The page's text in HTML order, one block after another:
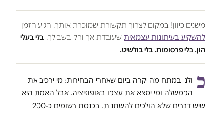
משנים כיוון! במקום לצרוך תקשורת שמוכרת אותך, הגיע הזמן
להשקיע בעיתונות עצמאית שעובדת אך ורק בשבילך. בלי בעלי
הון. בלי פרסומות. בלי בולשיט.
כ ולנו במתח מה יקרה ביום שאחרי הבחירות: מי ירכיב את
הממשלה ומי ימצא את עצמו באופוזיציה. אבל האמת היא
שיש דברים שלא הולכים להשתנות. בכנסת רשומים כ-200